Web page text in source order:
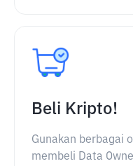
Beli Kripto!
Gunakan berbagai
membeli Data